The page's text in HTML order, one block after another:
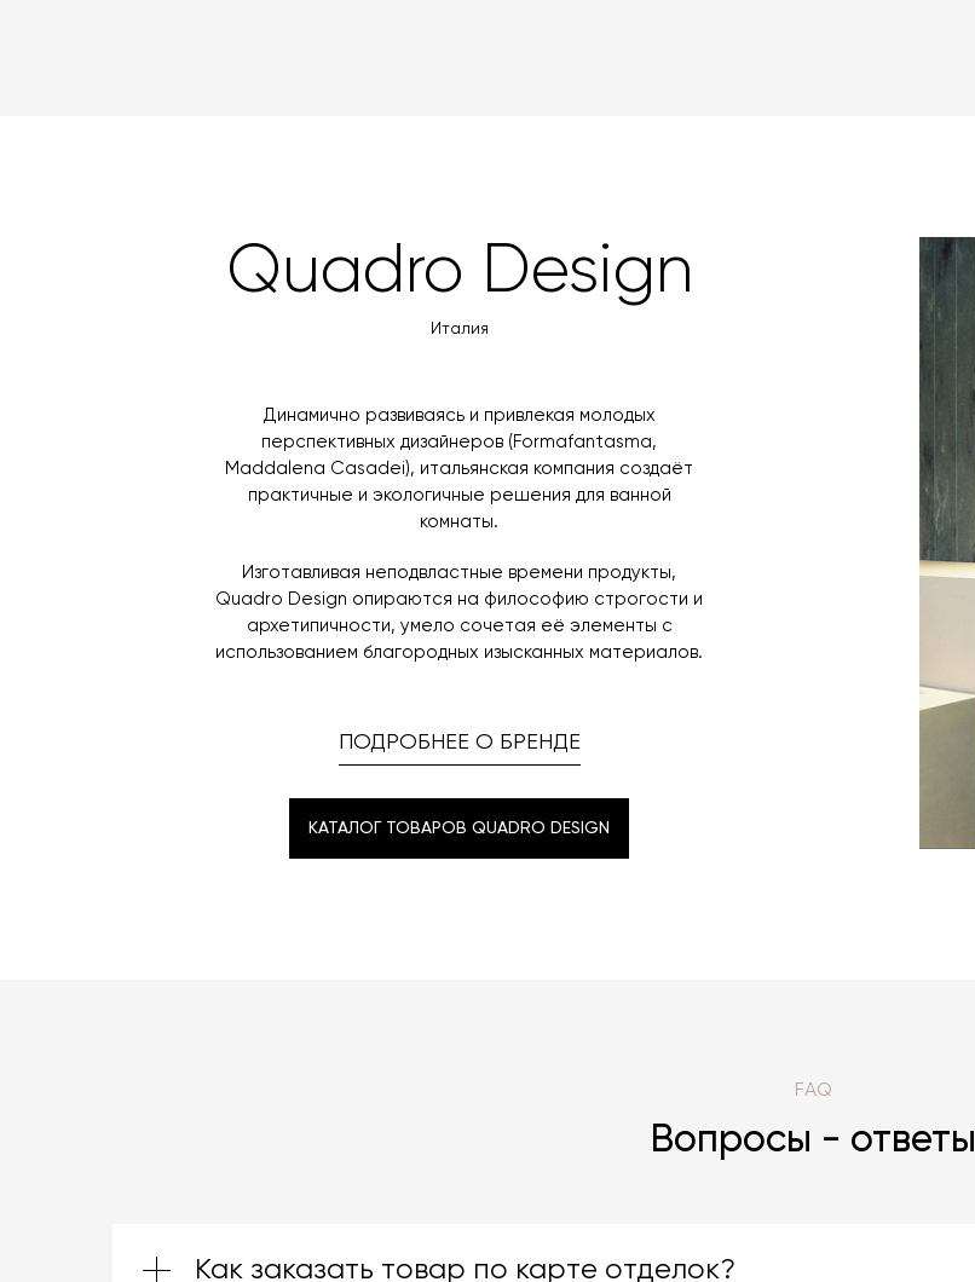
Quadro Design
Италия
Динамично развиваясь и привлекая молодых
перспективных дизайнеров (Formafantasma,
Maddalena Casadei), итальянская компания создаёт
практичные и экологичные решения для ванной
комнаты.
Изготавливая неподвластные времени продукты,
Quadro Design опираются на философию строгости и
архетипичности, умело сочетая её элементы с
использованием благородных изысканных материалов.
ПОДРОБНЕЕ О БРЕНДЕ
КАТАЛОГ ТОВАРОВ QUADRO DESIGN
FAQ
Вопросы - ответы
Как заказать товар по карте отделок?